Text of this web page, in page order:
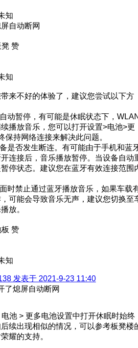
知
自动断网
赞
知
来不好的体验了，建议您尝试以下方
动暂停，有可能是休眠状态下，
播放音乐，您可以打开设置>电池>更
保持网络连接来解决此问题。
是否发生断连。有可能由于手机和蓝
连接后，音乐播放暂停。当设备自动
停状态。建议您在蓝牙有效连接范围
时禁止通过蓝牙播放音乐，如果车载
可能会导致音乐无声，建议您切换至
放。
赞
知
发表于 2021-9-23 11:40
了熄屏自动断网
池 > 更多电池设置中打开休眠时始终
续出现相似的情况，可以参考板凳楼
耀的支持。